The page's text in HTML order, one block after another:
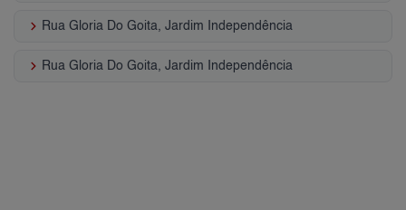
keyboard_arrow_right Rua Gloria Do Goita, Jardim Independência
keyboard_arrow_right Rua Gloria Do Goita, Jardim Independência